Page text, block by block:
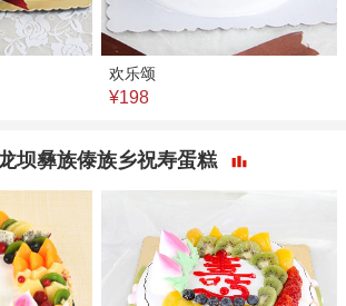
欢乐颂
¥198
坝彝族傣族乡祝寿蛋糕